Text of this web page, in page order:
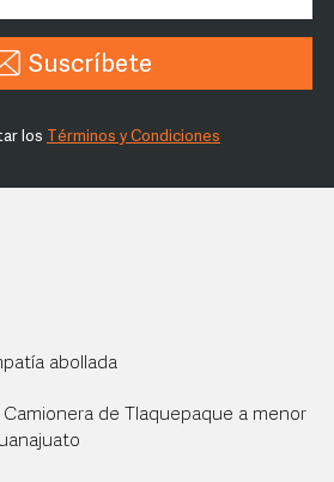
Suscríbete
los Términos y Condiciones
abollada
Camionera de Tlaquepaque a menor